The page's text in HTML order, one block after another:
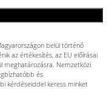
belül történő
az értékesítés, az EU előírásai
meghatározásra. Nemzetközi
és
kérdéseiddel keress minket